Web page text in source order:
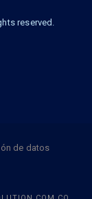
reserved.
de datos